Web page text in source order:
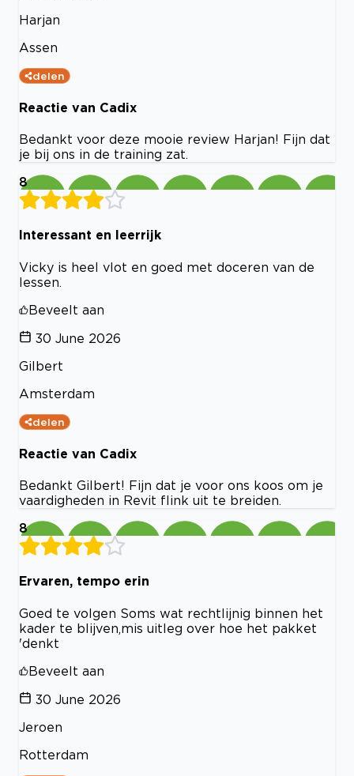
Harjan
Assen
delen
Reactie van Cadix
Bedankt voor deze mooie review Harjan! Fijn dat
je bij ons in de training zat.
8
Interessant en leerrijk
Vicky is heel vlot en goed met doceren van de
lessen.
Beveelt aan
30 June 2026
Gilbert
Amsterdam
delen
Reactie van Cadix
Bedankt Gilbert! Fijn dat je voor ons koos om je
vaardigheden in Revit flink uit te breiden.
8
Ervaren, tempo erin
Goed te volgen Soms wat rechtlijnig binnen het
kader te blijven,mis uitleg over hoe het pakket
'denkt
Beveelt aan
30 June 2026
Jeroen
Rotterdam